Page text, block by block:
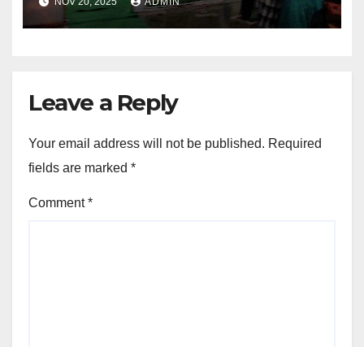
Leave a Reply
Your email address will not be published. Required
fields are marked *
Comment*